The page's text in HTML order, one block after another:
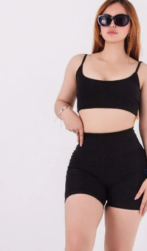
IMAGEN
EN
PANTALLA